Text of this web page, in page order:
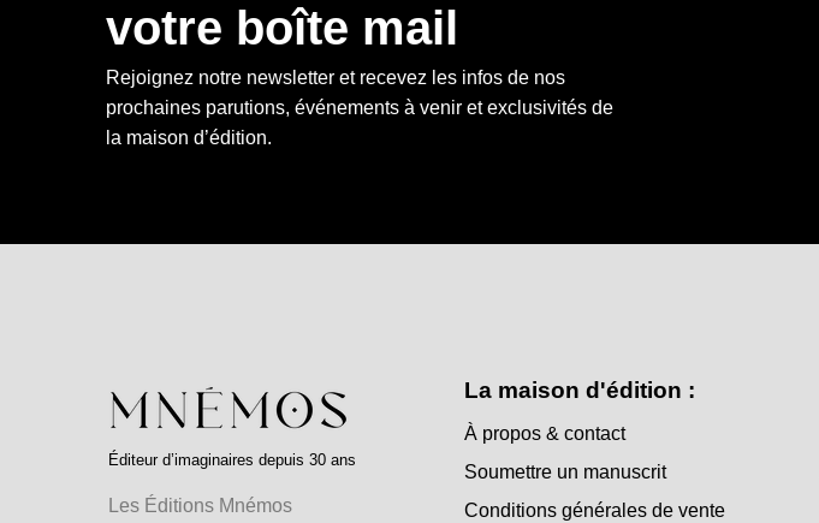
votre boîte mail
Rejoignez notre newsletter et recevez les infos de nos
prochaines parutions, événements à venir et exclusivités de
la maison d’édition.
Éditeur d’imaginaires depuis 30 ans
Les Éditions Mnémos
La maison d'édition :
À propos & contact
Soumettre un manuscrit
Conditions générales de vente